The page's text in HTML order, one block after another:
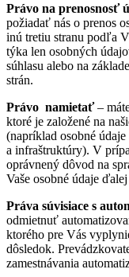
Právo na prenosnosť
požiadať nás o prenos
inú tretiu stranu podľa
týka len osobných
súhlasu alebo na
strán.
Právo namietať–
ktoré je založené na
(napríklad osobné údaje
a infraštruktúry). V
oprávnený dôvod na
Vaše osobné údaje
Práva súvisiace s
odmietnuť
ktorého pre Vás
dôsledok.
zamestnávania